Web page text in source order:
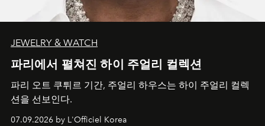
JEWELRY & WATCH
파리에서 펼쳐진 하이 주얼리 컬렉션
파리 오트 쿠튀르 기간, 주얼리 하우스는 하이 주얼리 컬렉
션을 선보인다.
07.09.2026 by L'Officiel Korea